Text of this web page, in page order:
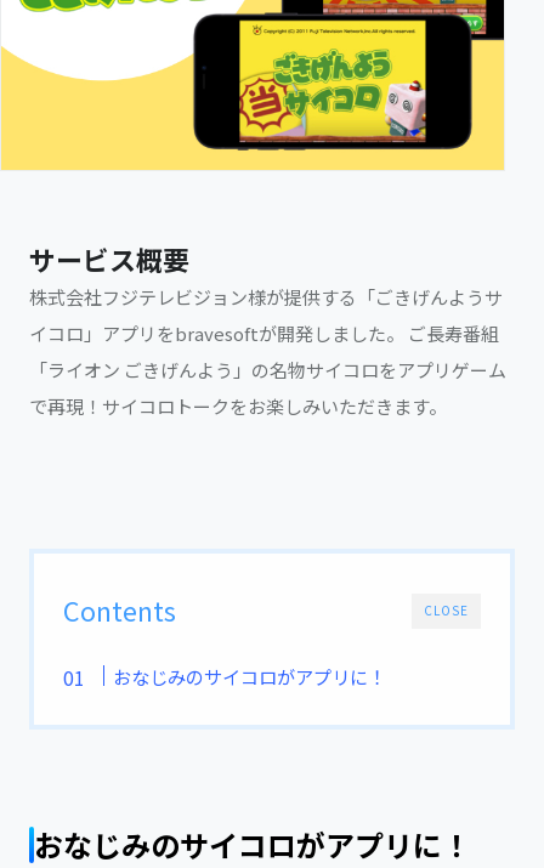
サービス概要
株式会社フジテレビジョン様が提供する「ごきげんようサ
イコロ」アプリをbravesoftが開発しました。 ご長寿番組
「ライオン ごきげんよう」の名物サイコロをアプリゲーム
で再現！サイコロトークをお楽しみいただきます。
CLOSE
Contents
おなじみのサイコロがアプリに！
おなじみのサイコロがアプリに！